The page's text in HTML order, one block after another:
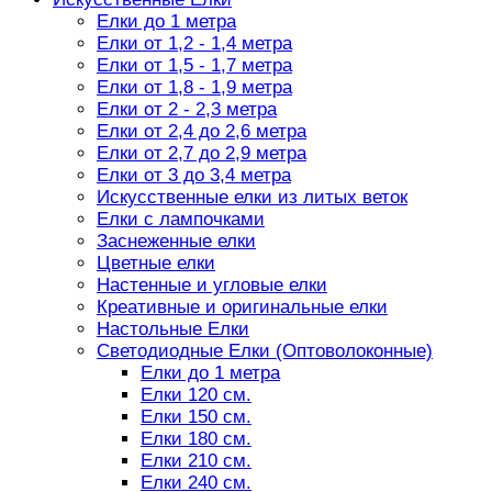
Елки до 1 метра
Елки от 1,2 - 1,4 метра
Елки от 1,5 - 1,7 метра
Елки от 1,8 - 1,9 метра
Елки от 2 - 2,3 метра
Елки от 2,4 до 2,6 метра
Елки от 2,7 до 2,9 метра
Елки от 3 до 3,4 метра
Искусственные елки из литых веток
Елки с лампочками
Заснеженные елки
Цветные елки
Настенные и угловые елки
Креативные и оригинальные елки
Настольные Елки
Светодиодные Елки (Оптоволоконные)
Елки до 1 метра
Елки 120 см.
Елки 150 см.
Елки 180 см.
Елки 210 см.
Елки 240 см.